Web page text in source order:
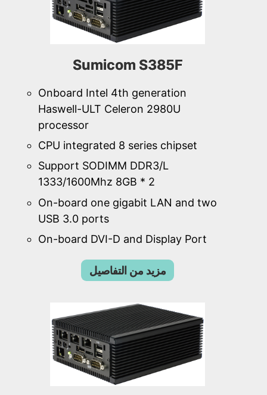
Sumicom S385F
Onboard Intel 4th generation
Haswell-ULT Celeron 2980U
processor
CPU integrated 8 series chipset
Support SODIMM DDR3/L
1333/1600Mhz 8GB * 2
On-board one gigabit LAN and two
USB 3.0 ports
On-board DVI-D and Display Port
مزيد من التفاصيل